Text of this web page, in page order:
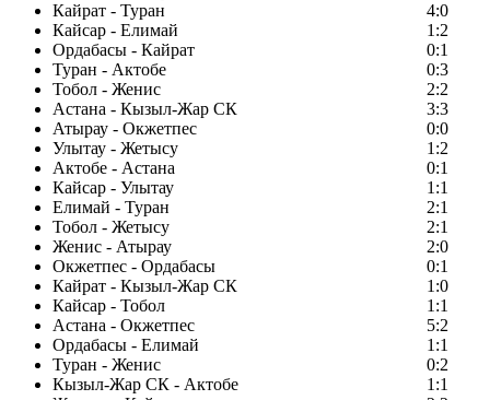
Кайрат - Туран
4:0
Кайсар - Елимай
1:2
Ордабасы - Кайрат
0:1
Туран - Актобе
0:3
Тобол - Женис
2:2
Астана - Кызыл-Жар СК
3:3
Атырау - Окжетпес
0:0
Улытау - Жетысу
1:2
Актобе - Астана
0:1
Кайсар - Улытау
1:1
Елимай - Туран
2:1
Тобол - Жетысу
2:1
Женис - Атырау
2:0
Окжетпес - Ордабасы
0:1
Кайрат - Кызыл-Жар СК
1:0
Кайсар - Тобол
1:1
Астана - Окжетпес
5:2
Ордабасы - Елимай
1:1
Туран - Женис
0:2
Кызыл-Жар СК - Актобе
1:1